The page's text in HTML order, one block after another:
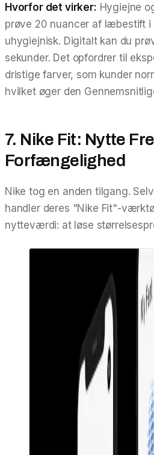
Hvorfor det virker: Hygiejne
prøve 20 nuancer af læbestift i
uhygiejnisk. Digitalt kan du
sekunder. Det opfordrer til
dristige farver, som kunder
hvilket øger den
7. Nike Fit: Nytte
Forfængelighed
Nike tog en anden tilgang.
handler deres "Nike Fit"-
nytteværdi: at løse